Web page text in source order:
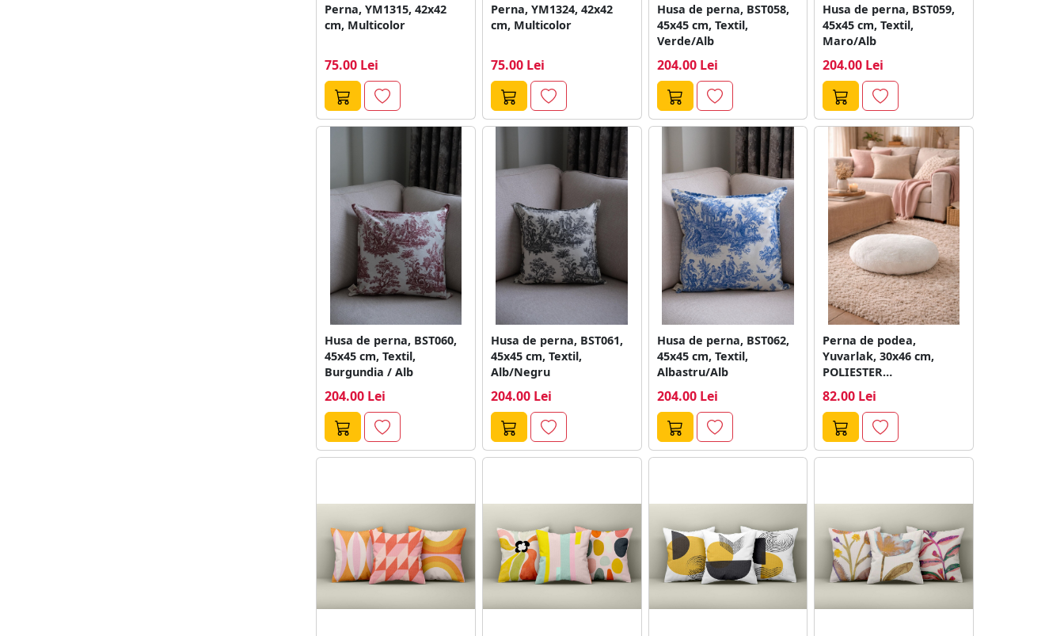
Perna, YM1315, 42x42
cm, Multicolor
75.00 Lei
Perna, YM1324, 42x42
cm, Multicolor
75.00 Lei
Husa de perna, BST058,
45x45 cm, Textil,
Verde/Alb
204.00 Lei
Husa de perna, BST059,
45x45 cm, Textil,
Maro/Alb
204.00 Lei
Husa de perna, BST060,
45x45 cm, Textil,
Burgundia / Alb
204.00 Lei
Husa de perna, BST061,
45x45 cm, Textil,
Alb/Negru
204.00 Lei
Husa de perna, BST062,
45x45 cm, Textil,
Albastru/Alb
204.00 Lei
Perna de podea,
Yuvarlak, 30x46 cm,
POLIESTER
Bej
82.00 Lei